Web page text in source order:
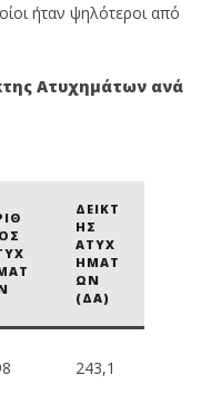
ήταν ψηλότεροι από
Ατυχημάτων ανά
ΔΕΊΚΤ
ΗΣ
ΑΤΥΧ
ΗΜΆΤ
ΩΝ
(ΔΑ)
243,1